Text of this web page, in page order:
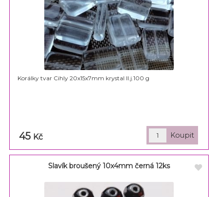
Korálky tvar Cihly 20x15x7mm krystal II.j.100 g
45 Kč
Slavík broušený 10x4mm černá 12ks